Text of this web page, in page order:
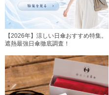
【2026年】涼しい日傘おすすめ特集。
遮熱最強日傘徹底調査！